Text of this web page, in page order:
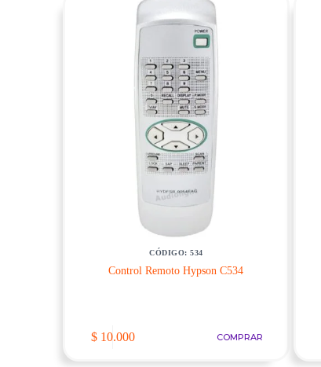
CÓDIGO: 534
Control Remoto Hypson C534
$10.000 COMPRAR